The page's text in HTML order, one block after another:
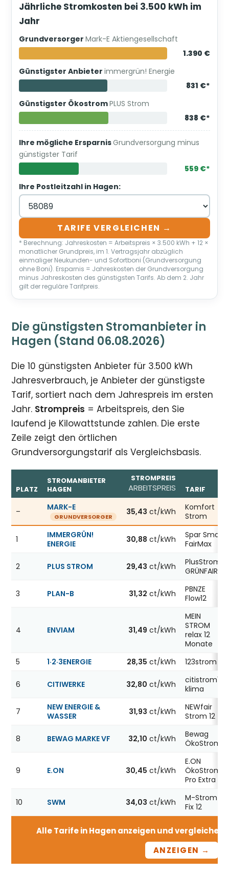
Jährliche Stromkosten bei 3.500 kWh im
Jahr
GrundversorgerMark-E Aktiengesellschaft
1.390 €
Günstigster Anbieterimmergrün! Energie
831 €*
Günstigster ÖkostromPLUS Strom
838 €*
Ihre mögliche ErsparnisGrundversorgung minus
günstigster Tarif
559 €*
Ihre Postleitzahl in Hagen:
TARIFE VERGLEICHEN →
* Berechnung: Jahreskosten = Arbeitspreis × 3.500 kWh + 12 ×
monatlicher Grundpreis, im 1. Vertragsjahr abzüglich
einmaliger Neukunden- und Sofortboni (Grundversorgung
ohne Boni). Ersparnis = Jahreskosten der Grundversorgung
minus Jahreskosten des günstigsten Tarifs. Ab dem 2. Jahr
gilt der reguläre Tarifpreis.
Die günstigsten Stromanbieter in
Hagen (Stand 06.08.2026)
Die 10 günstigsten Anbieter für 3.500 kWh
Jahresverbrauch, je Anbieter der günstigste
Tarif, sortiert nach dem Jahrespreis im ersten
Jahr. Strompreis = Arbeitspreis, den Sie
laufend je Kilowattstunde zahlen. Die erste
Zeile zeigt den örtlichen
Grundversorgungstarif als Vergleichsbasis.
Günstigste Stromanbieter in Hagen, Stand
PLATZ
STROMANBIETER
HAGEN
STROMPREIS
ARBEITSPREIS TARIF
– MARK-E
GRUNDVERSORGER
35,43 ct/kWh
Komfort
Strom
1
IMMERGRÜN!
ENERGIE
30,88 ct/kWh
Spar Smart
FairMax
2 PLUS STROM 29,43 ct/kWh
PlusStrom
GRÜNFAIR
3 PLAN-B 31,32 ct/kWh
PBNZE
Flow12
4 ENVIAM 31,49 ct/kWh
MEIN
STROM
relax 12
Monate
5
1·2·3ENERGIE 28,35 ct/kWh 123strom
6 CITIWERKE 32,80 ct/kWh
citistrom12
klima
7
NEW ENERGIE &
WASSER
31,93 ct/kWh
NEWfair
Strom 12
8 BEWAG MARKE VF 32,10 ct/kWh
Bewag
ÖkoStrom12
9 E.ON 30,45 ct/kWh
E.ON
ÖkoStrom
Pro Extra 12
10 SWM 34,03 ct/kWh
M-Strom
Fix 12
Alle Tarife in Hagen anzeigen und vergleichen
ANZEIGEN →